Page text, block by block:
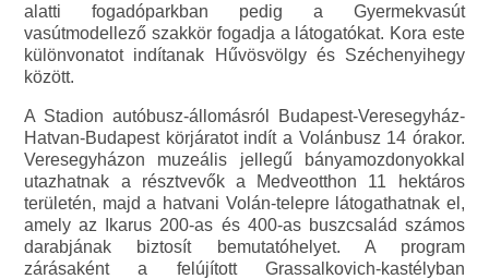
alatti fogadóparkban pedig a Gyermekvasút
vasútmodellező szakkör fogadja a látogatókat. Kora este
különvonatot indítanak Hűvösvölgy és Széchenyihegy
között.
A Stadion autóbusz-állomásról Budapest-Veresegyház-
Hatvan-Budapest körjáratot indít a Volánbusz 14 órakor.
Veresegyházon muzeális jellegű bányamozdonyokkal
utazhatnak a résztvevők a Medveotthon 11 hektáros
területén, majd a hatvani Volán-telepre látogathatnak el,
amely az Ikarus 200-as és 400-as buszcsalád számos
darabjának biztosít bemutatóhelyet. A program
zárásaként a felújított Grassalkovich-kastélyban